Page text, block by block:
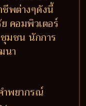
ชีพต่างๆดังนี้
คอมพิวเตอร์
มชน นักการ
นา
ำพยากรณ์